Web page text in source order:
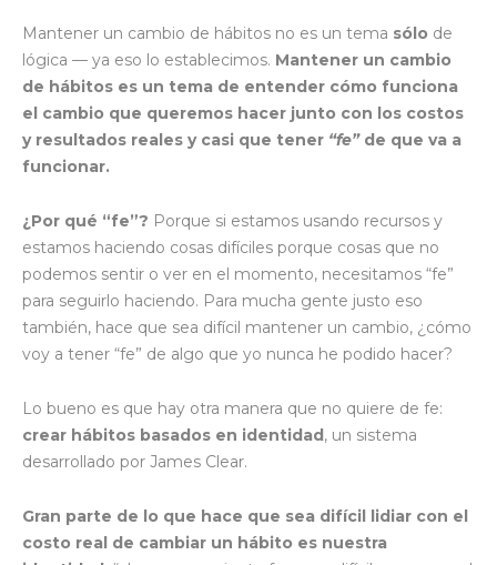
Mantener un cambio de hábitos no es un tema sólo de
lógica — ya eso lo establecimos. Mantener un cambio
de hábitos es un tema de entender cómo funciona
el cambio que queremos hacer junto con los costos
y resultados reales y casi que tener “fe”de que va a
funcionar.
¿Por qué “fe”? Porque si estamos usando recursos y
estamos haciendo cosas difíciles porque cosas que no
podemos sentir o ver en el momento, necesitamos “fe”
para seguirlo haciendo. Para mucha gente justo eso
también, hace que sea difícil mantener un cambio, ¿cómo
voy a tener “fe” de algo que yo nunca he podido hacer?
Lo bueno es que hay otra manera que no quiere de fe:
crear hábitos basados en identidad, un sistema
desarrollado por James Clear.
Gran parte de lo que hace que sea difícil lidiar con el
costo real de cambiar un hábito es nuestra